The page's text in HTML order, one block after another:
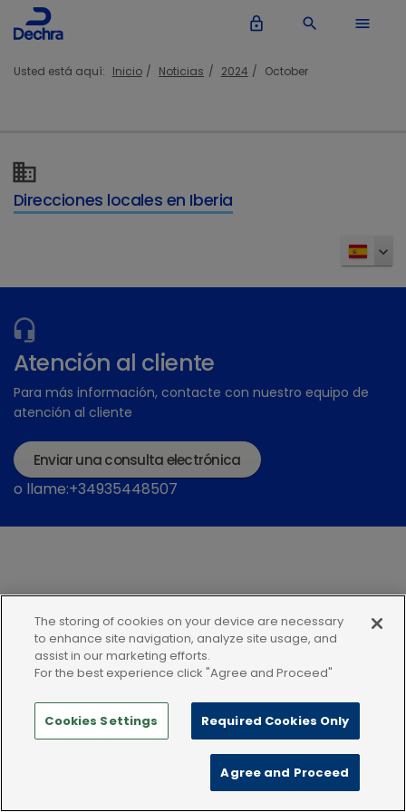
lock_outline search menu
Usted está aquí: Inicio Noticias 2024 October
Direcciones locales en Iberia
Atención al cliente
Para más información, contacte con nuestro equipo de
atención al cliente
Enviar una consulta electrónica
o llame:+34935448507
Política de privacidad
Condiciones de uso
Política de Cookies
The storing of cookies on your device are necessary
to enhance site navigation, analyze site usage, and
assist in our marketing efforts.
For the best experience click "Agree and Proceed"
Cookies Settings Required Cookies Only
Agree and Proceed